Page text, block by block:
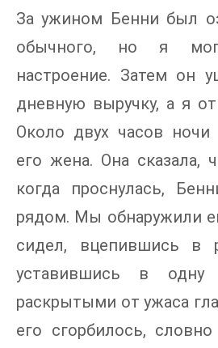
За ужином Бенни был
обычного, но я
настроение. Затем он
дневную выручку, а я
Около двух часов ночи
его жена. Она сказала,
когда проснулась,
рядом. Мы обнаружили
сидел, вцепившись в
уставившись в одну
раскрытыми от ужаса
его сгорбилось,